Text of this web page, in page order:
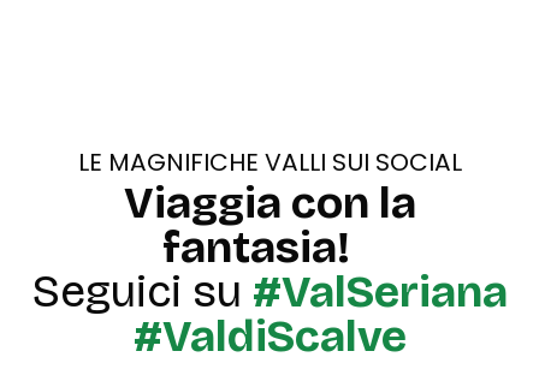
LE MAGNIFICHE VALLI SUI SOCIAL
Viaggia con la
fantasia!
Seguici su #ValSeriana
#ValdiScalve